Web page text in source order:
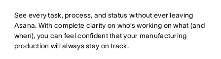
See every task, process, and status without ever leaving
Asana. With complete clarity on who’s working on what (and
when), you can feel confident that your manufacturing
production will always stay on track.